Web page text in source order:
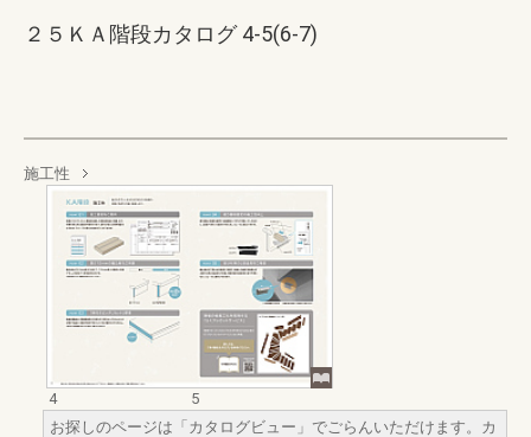
２５ＫＡ階段カタログ 4-5(6-7)
施工性
4
5
お探しのページは「カタログビュー」でごらんいただけます。カ